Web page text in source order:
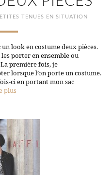
TENUES EN SITUATION
look en costume deux pièces.
les porter en ensemble ou
première fois, je
lorsque l’on porte un costume.
ci en portant mon sac
plus